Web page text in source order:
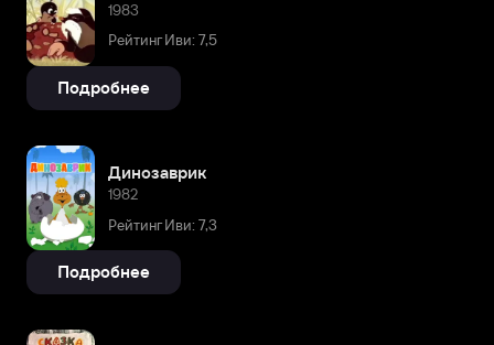
1983
Рейтинг Иви: 7,5
Подробнее
Динозаврик
1982
Рейтинг Иви: 7,3
Подробнее